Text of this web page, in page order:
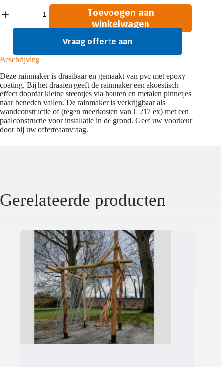
Rainmaker
Toevoegen aan
winkelwagen
Vraag offerte aan
Beschrijving
Deze rainmaker is draaibaar en gemaakt van pvc met epoxy
coating. Bij het draaien geeft de rainmaker een akoestisch
effect doordat kleine steentjes via houten en metalen pinnetjes
naar beneden vallen. De rainmaker is verkrijgbaar als
wandconstructie of (tegen meerkosten van € 217 ex) met een
paalconstructie voor installatie in de grond. Geef uw voorkeur
door bij uw offerteaanvraag.
Gerelateerde producten